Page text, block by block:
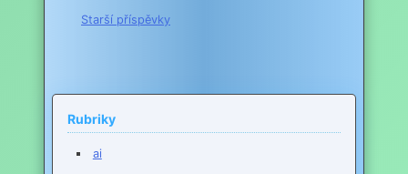
Navigace
Starší příspěvky
Rubriky
ai